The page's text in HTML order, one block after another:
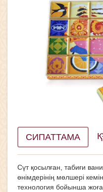
СИПАТТАМА
Сүт қосылған, табиғи
өнімдерінің мөлшері
технология бойынша